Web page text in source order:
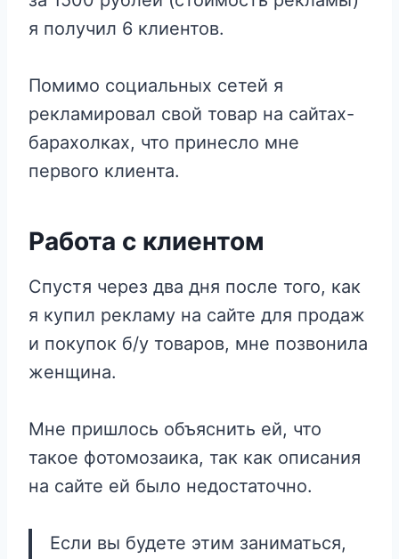
я получил 6 клиентов.
Помимо социальных сетей я
рекламировал свой товар на сайтах-
барахолках, что принесло мне
первого клиента.
Работа с клиентом
Спустя через два дня после того, как
я купил рекламу на сайте для продаж
и покупок б/у товаров, мне позвонила
женщина.
Мне пришлось объяснить ей, что
такое фотомозаика, так как описания
на сайте ей было недостаточно.
Если вы будете этим заниматься,